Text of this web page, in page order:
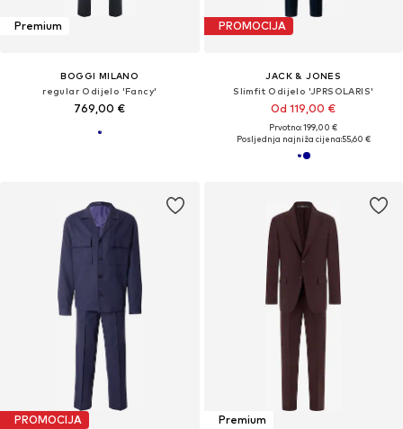
Premium
BOGGI MILANO
regular Odijelo 'Fancy'
769,00 €
PROMOCIJA
JACK & JONES
Slimfit Odijelo 'JPRSOLARIS'
Od 119,00 €
Prvotno: 199,00 €
Posljednja najniža cijena:55,60 €
PROMOCIJA Premium